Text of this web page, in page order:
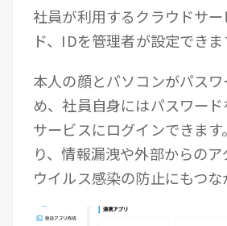
社員が利用するクラウドサ
ド、IDを管理者が設定できま
本人の顔とパソコンがパス
め、社員自身にはパスワー
サービスにログインできま
り、情報漏洩や外部からのア
ウイルス感染の防止にもつな